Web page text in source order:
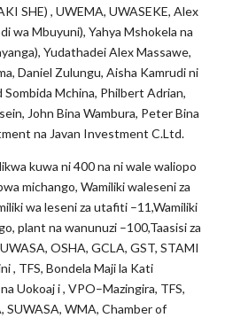
SHE) , UWEMA, UWASEKE, Alex
wa Mbuyuni), Yahya Mshokela na
Yudathadei Alex Massawe,
Daniel Zulungu, Aisha Kamrudi ni
Mchina, Philbert Adrian,
John Bina Wambura, Peter Bina
na Javan Investment C.Ltd.
kuwa ni 400 na ni wale waliopo
michango, Wamiliki waleseni za
wa leseni za utafiti –11,Wamiliki
plant na wanunuzi –100,Taasisi za
OSHA, GCLA, GST, STAMI
, TFS, Bondela Maji la Kati
Uokoaj i , VPO–Mazingira, TFS,
SUWASA, WMA, Chamber of